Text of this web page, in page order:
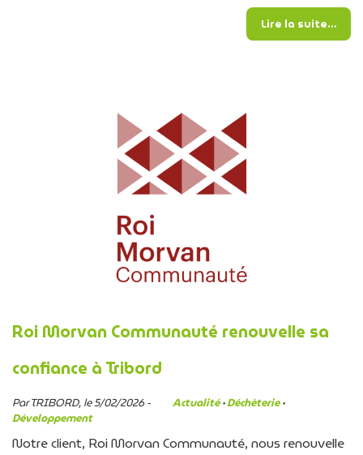
Lire la suite…
Roi Morvan Communauté renouvelle sa
confiance à Tribord
Par TRIBORD, le 5/02/2026 - Actualité·Déchèterie·
Développement
Notre client, Roi Morvan Communauté, nous renouvelle